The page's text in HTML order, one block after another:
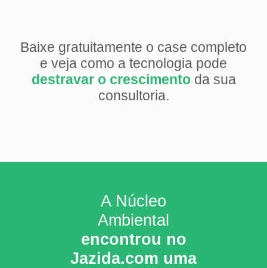
Baixe gratuitamente o case completo
e veja como a tecnologia pode
destravar o crescimento da sua
consultoria.
A Núcleo
Ambiental
encontrou no
Jazida.com uma